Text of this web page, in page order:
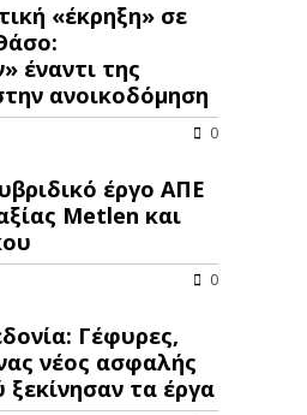
«έκρηξη» σε
έναντι της
ανοικοδόμηση
0
έργο ΑΠΕ
Metlen και
0
Γέφυρες,
νέος ασφαλής
τα έργα